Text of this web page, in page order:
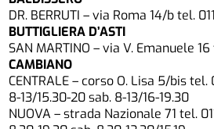
DR. BERRUTI – via Roma 14/b tel.
BUTTIGLIERA D’ASTI
SAN MARTINO – via V. Emanuele
CAMBIANO
CENTRALE – corso O. Lisa 5/bis
8-13/15.30-20 sab. 8-13/16-19.30
NUOVA – strada Nazionale 71 tel.